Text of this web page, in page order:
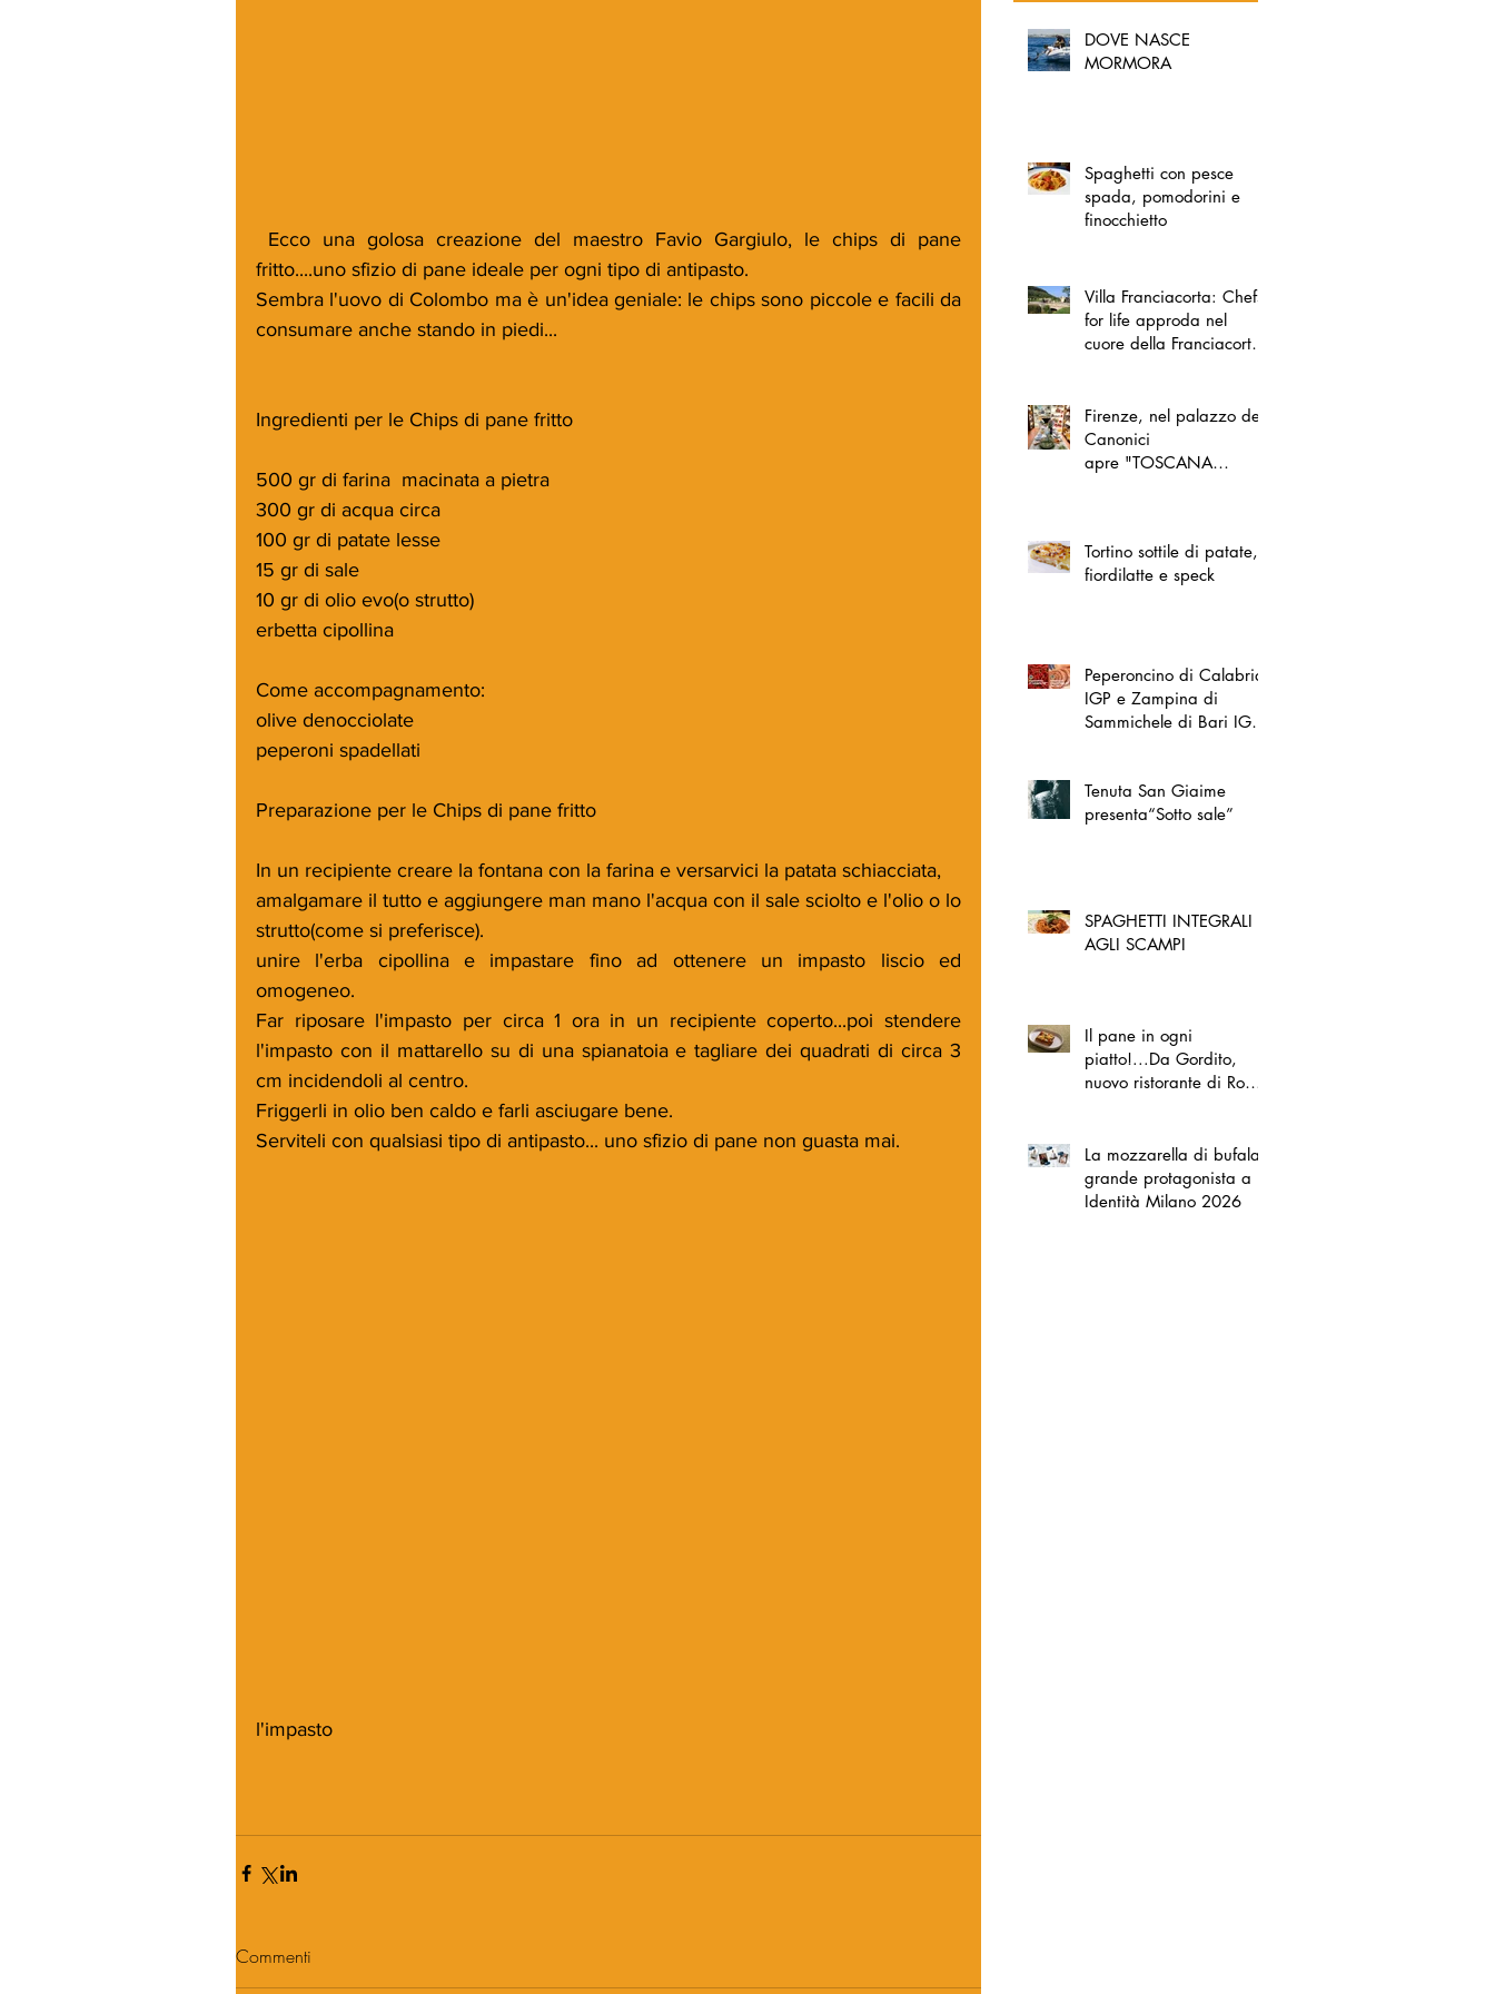
fritto....uno sfizio di pane ideale per ogni tipo di antipasto.
Sembra l'uovo di Colombo ma è un'idea geniale: le chips sono piccole e facili da
consumare anche stando in piedi...
Ingredienti per le Chips di pane fritto
500 gr di farina  macinata a pietra
300 gr di acqua circa
100 gr di patate lesse
15 gr di sale
10 gr di olio evo(o strutto)
erbetta cipollina
Come accompagnamento:
olive denocciolate
peperoni spadellati
Preparazione per le Chips di pane fritto
In un recipiente creare la fontana con la farina e versarvici la patata schiacciata,
amalgamare il tutto e aggiungere man mano l'acqua con il sale sciolto e l'olio o lo
strutto(come si preferisce).
unire l'erba cipollina e impastare fino ad ottenere un impasto liscio ed
omogeneo.
Far riposare l'impasto per circa 1 ora in un recipiente coperto...poi stendere
l'impasto con il mattarello su di una spianatoia e tagliare dei quadrati di circa 3
cm incidendoli al centro.
Friggerli in olio ben caldo e farli asciugare bene.
Serviteli con qualsiasi tipo di antipasto... uno sfizio di pane non guasta mai.
l'impasto
Commenti
DOVE NASCE
MORMORA
Spaghetti con pesce
spada, pomodorini e
finocchietto
Villa Franciacorta: Chefs
for life approda nel
cuore della Franciacorta,
Firenze, nel palazzo dei
Canonici
apre "TOSCANA
Tortino sottile di patate,
fiordilatte e speck
Peperoncino di Calabria
IGP e Zampina di
Sammichele di Bari IGP
Tenuta San Giaime
presenta“Sotto sale”
SPAGHETTI INTEGRALI
AGLI SCAMPI
Il pane in ogni
piatto!...Da Gordito,
nuovo ristorante di Roma
La mozzarella di bufala
grande protagonista a
Identità Milano 2026